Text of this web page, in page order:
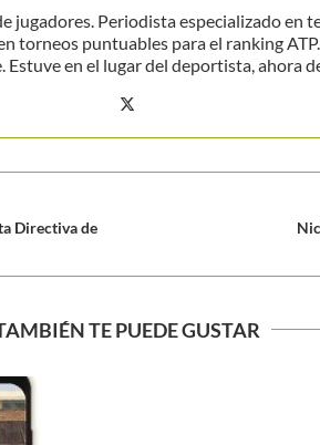
jugadores. Periodista especializado en
torneos puntuables para el ranking
Estuve en el lugar del deportista, ahora
Directiva de
TE PUEDE GUSTAR